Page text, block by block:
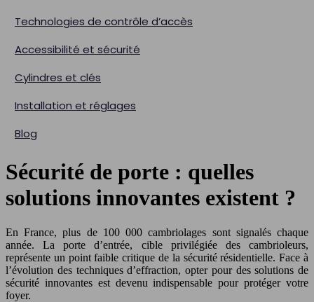
Technologies de contrôle d’accès
Accessibilité et sécurité
Cylindres et clés
Installation et réglages
Blog
Sécurité de porte : quelles
solutions innovantes existent ?
En France, plus de 100 000 cambriolages sont signalés chaque
année. La porte d’entrée, cible privilégiée des cambrioleurs,
représente un point faible critique de la sécurité résidentielle. Face à
l’évolution des techniques d’effraction, opter pour des solutions de
sécurité innovantes est devenu indispensable pour protéger votre
foyer.